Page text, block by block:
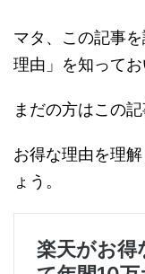
マタ、この記事
理由」を知ってお
まだの方はこの
お得な理由を理
ょう。